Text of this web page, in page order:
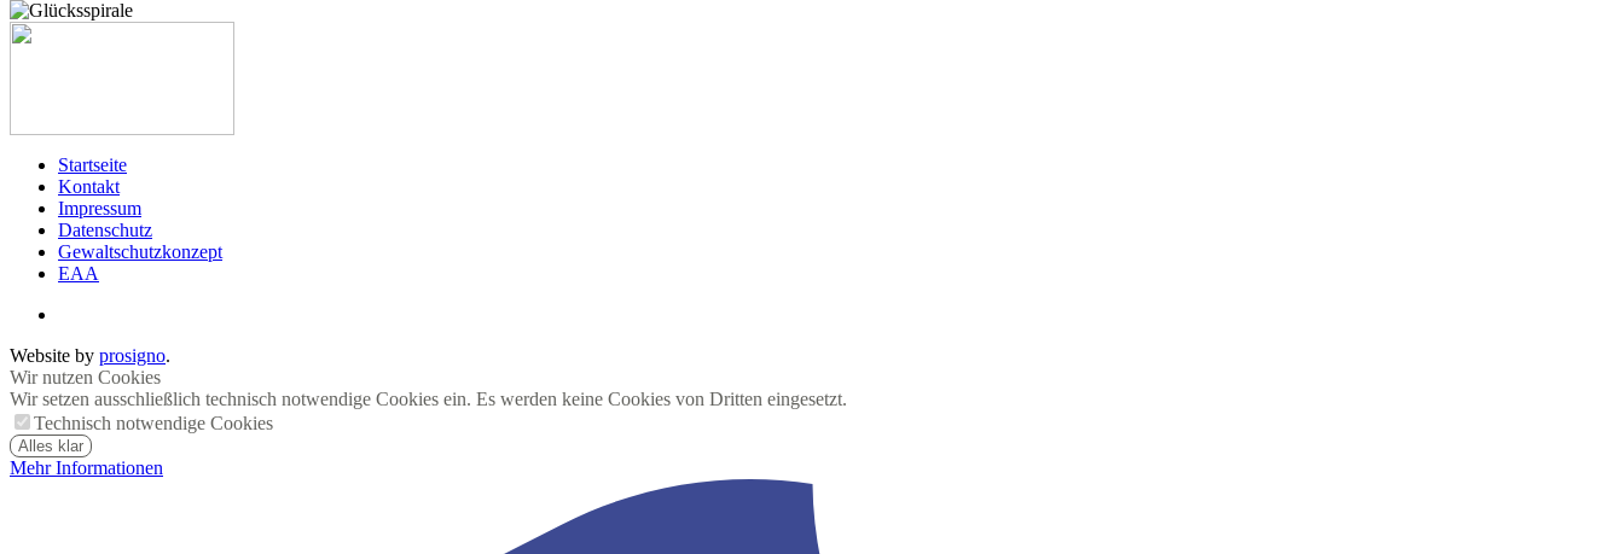
Startseite
Kontakt
Impressum
Datenschutz
Gewaltschutzkonzept
EAA
Website by prosigno.
Wir nutzen Cookies
Wir setzen ausschließlich technisch notwendige Cookies ein. Es werden keine Cookies von Dritten eingesetzt.
Technisch notwendige Cookies
Alles klar
Mehr Informationen